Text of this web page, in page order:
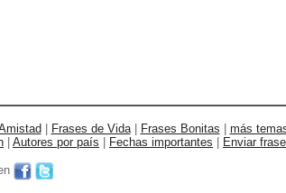
Frases de Vida| Frases Bonitas
más
Autores por país Fechas importantes Enviar frase